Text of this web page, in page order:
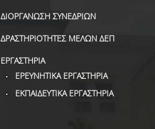
ΔΙΟΡΓΑΝΩΣΗ ΣΥΝΕΔΡΙΩΝ
ΔΡΑΣΤΗΡΙΟΤΗΤΕΣ ΜΕΛΩΝ ΔΕΠ
ΕΡΓΑΣΤΗΡΙΑ
ΕΡΕΥΝΗΤΙΚΑ ΕΡΓΑΣΤΗΡΙΑ
ΕΚΠΑΙΔΕΥΤΙΚΑ ΕΡΓΑΣΤΗΡΙΑ